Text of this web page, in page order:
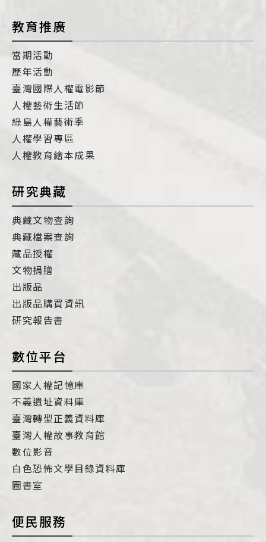
教育推廣
當期活動
歷年活動
臺灣國際人權電影節
人權藝術生活節
綠島人權藝術季
人權學習專區
人權教育繪本成果
研究典藏
典藏文物查詢
典藏檔案查詢
藏品授權
文物捐贈
出版品
出版品購買資訊
研究報告書
數位平台
國家人權記憶庫
不義遺址資料庫
臺灣轉型正義資料庫
臺灣人權故事教育館
數位影音
白色恐怖文學目錄資料庫
圖書室
便民服務